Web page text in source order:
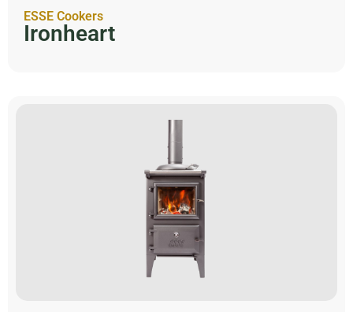
ESSE Cookers
Ironheart